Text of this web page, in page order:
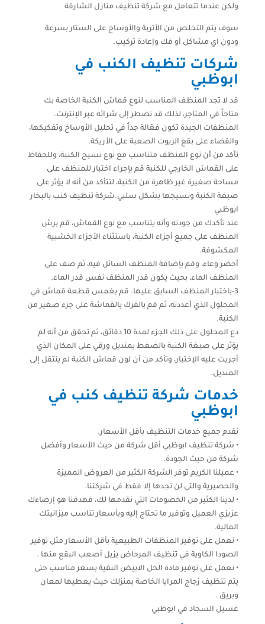
ولكن عندما تتعامل مع شركة تنظيف منازل الشارقة
سوف يتم التخلص من الأتربة والأوساخ على الستار بسرعة
ودون اي مشاكل أو فك وإعادة تركيب.
شركات تنظيف الكنب في
ابوظبي
قد لا تجد المنظف المناسب لنوع قماش الكنبة الخاصة بك
متاحاً في المتاجر، لذلك قد تضطر إلى شرائه عبر الإنترنت.
المنظفات الجيدة تكون فعّالة جداً في تحليل الأوساخ وتفكيكها،
والقضاء على بقع الزيوت الصعبة على الأريكة.
تأكد من أن نوع المنظف متناسب مع نوع نسيج الكنبة، وللحفاظ
على القماش الخارجي للكنبة قم بإجراء اختبار للمنظف على
مساحة صغيرة غير ظاهرة من الكنبة، لتتأكد من أنه لا يؤثر على
صبغة الكنبة ونسيجها بشكل سلبي.شركة تنظيف كنب بالبخار
ابوظبي
عند تأكدك من جودته وأنه يتناسب مع نوع القماش، قم برش
المنظف على جميع أجزاء الكنبة، باستثناء الأجزاء الخشبية
المكشوفة.
أحضر وعاء، وقم بإضافة المنظف السائل فيه، ثم ضف على
المنظف الماء، بحيث يكون قدر المنظف نفس قدر الماء.
3-باختبار المنظف السابق عليها. قم بغمس قطعة قماش في
المحلول الذي أعددته، ثم قم بالفرك بالقماشة على جزء صغير من
الكنبة.
دع المحلول على ذلك الجزء لمدة 10 دقائق، ثم تحقق من أنه لم
يؤثر على صبغة الكنبة بالضغط بمنديل ورقي على المكان الذي
أجريت عليه الإختبار، وتأكد من أن لون قماش الكنبة لم ينتقل إلى
المنديل.
خدمات شركة تنظيف كنب في
ابوظبي
نقدم جميع خدمات التنظيف بأقل الأسعار.
• شركة تنظيف ابوظبي أقل شركة من حيث الأسعار وأفضل
شركة من حيث الجودة.
• عميلنا الكريم توفر الشركة الكثير من العروض المميزة
والحصيرية والتي لن تجدها إلا فقط في شركتنا.
• لدينا الكثير من الخصومات التي نقدمها لك، فهدفنا هو إرضاءك
عزيزي العميل وتوفير ما تحتاج إليه وبأسعار تناسب ميزانيتك
المالية.
• نعمل على توفير المنظفات الطبيعية بأقل الأسعار مثل توفير
الصودا الكاوية في تنظيف المرحاض يزيل أصعب البقع منها .
• نعمل على توفير مادة الخل الابيض النقية بسعر مناسب حتى
يتم تنظيف زجاج المرايا الخاصة بمنزلك حيث يعطيها لمعان
وبريق .
غسيل السجاد في ابوظبي